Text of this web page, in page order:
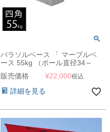
パラソルベース 「 マーブルベ
ース 55kg （ポール直径34～
51mm対応）」
販売価格 ¥22,000税込
詳細を見る